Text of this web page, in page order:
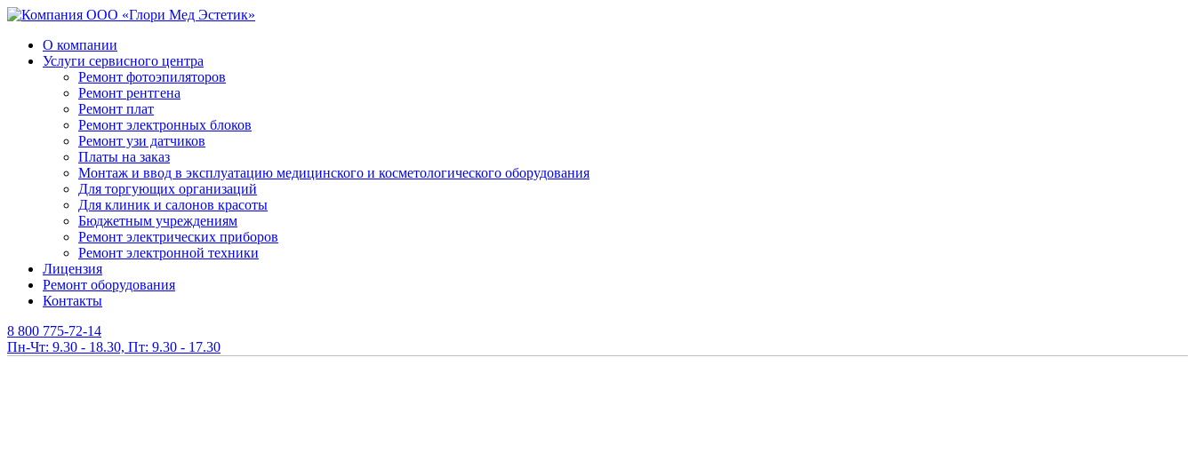
О компании
Услуги сервисного центра
Ремонт фотоэпиляторов
Ремонт рентгена
Ремонт плат
Ремонт электронных блоков
Ремонт узи датчиков
Платы на заказ
Монтаж и ввод в эксплуатацию медицинского и косметологического оборудования
Для торгующих организаций
Для клиник и салонов красоты
Бюджетным учреждениям
Ремонт электрических приборов
Ремонт электронной техники
Лицензия
Ремонт оборудования
Контакты
8 800 775-72-14
Пн-Чт: 9.30 - 18.30, Пт: 9.30 - 17.30